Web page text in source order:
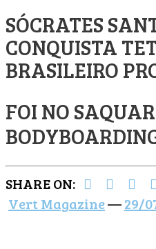
SÓCRATES
CONQUISTA
BRASILEIRO
FOI NO
SHARE ON:
Vert Magazine—29/